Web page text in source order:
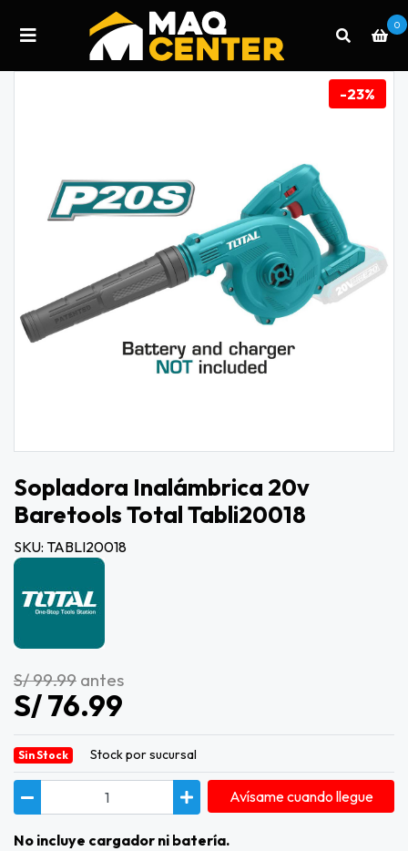
0
-23%
Sopladora Inalámbrica 20v
Baretools Total Tabli20018
SKU: TABLI20018
S/ 99.99 antes
S/ 76.99
Sin Stock Stock por sucursal
Avísame cuando llegue
No incluye cargador ni batería.